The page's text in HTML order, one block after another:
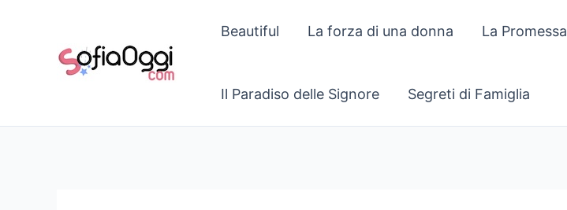
contenuto
Beautiful La forza di una donna La Promessa
Il Paradiso delle Signore Segreti di Famiglia